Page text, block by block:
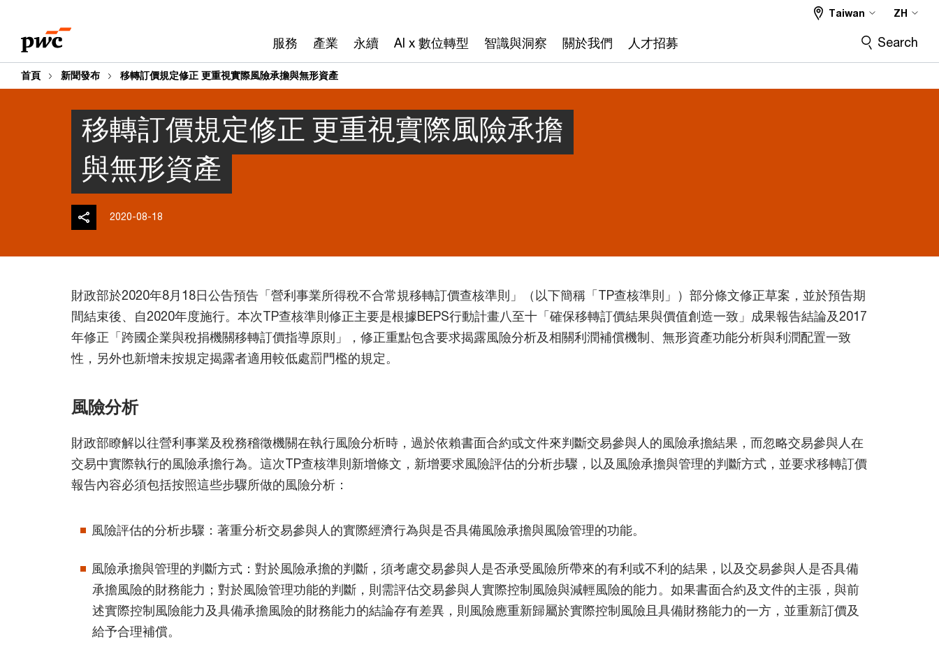
content
footer
服務 產業 永續 AI x 數位轉型 智識與洞察 關於我們 人才招募
Taiwan ZH
Search
首頁 新聞發布 移轉訂價規定修正 更重視實際風險承擔與無形資產
移轉訂價規定修正 更重視實際風險承擔
與無形資產
2020-08-18
財政部於2020年8月18日公告預告「營利事業所得稅不合常規移轉訂價查核準則」（以下簡稱「TP查核準則」）部分條文修正草案，並於預告期
間結束後、自2020年度施行。本次TP查核準則修正主要是根據BEPS行動計畫八至十「確保移轉訂價結果與價值創造一致」成果報告結論及2017
年修正「跨國企業與稅捐機關移轉訂價指導原則」，修正重點包含要求揭露風險分析及相關利潤補償機制、無形資產功能分析與利潤配置一致
性，另外也新增未按規定揭露者適用較低處罰門檻的規定。
風險分析
財政部瞭解以往營利事業及稅務稽徵機關在執行風險分析時，過於依賴書面合約或文件來判斷交易參與人的風險承擔結果，而忽略交易參與人在
交易中實際執行的風險承擔行為。這次TP查核準則新增條文，新增要求風險評估的分析步驟，以及風險承擔與管理的判斷方式，並要求移轉訂價
報告內容必須包括按照這些步驟所做的風險分析：
風險評估的分析步驟：著重分析交易參與人的實際經濟行為與是否具備風險承擔與風險管理的功能。
風險承擔與管理的判斷方式：對於風險承擔的判斷，須考慮交易參與人是否承受風險所帶來的有利或不利的結果，以及交易參與人是否具備
承擔風險的財務能力；對於風險管理功能的判斷，則需評估交易參與人實際控制風險與減輕風險的能力。如果書面合約及文件的主張，與前
述實際控制風險能力及具備承擔風險的財務能力的結論存有差異，則風險應重新歸屬於實際控制風險且具備財務能力的一方，並重新訂價及
給予合理補償。